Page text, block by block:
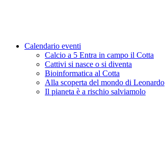
Calendario eventi
Calcio a 5 Entra in campo il Cotta
Cattivi si nasce o si diventa
Bioinformatica al Cotta
Alla scoperta del mondo di Leonardo
Il pianeta è a rischio salviamolo